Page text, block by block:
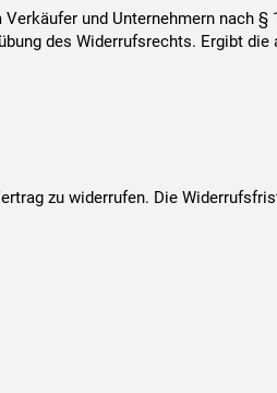
und Unternehmern nach
des Widerrufsrechts. Ergibt
zu widerrufen. Die